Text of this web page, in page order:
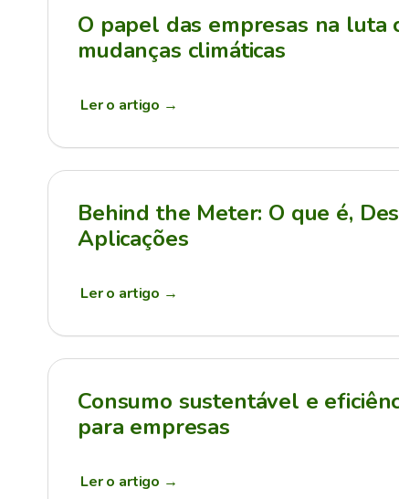
O papel das empresas na luta
mudanças climáticas
Ler o artigo →
Behind the Meter: O que é,
Aplicações
Ler o artigo →
Consumo sustentável e
para empresas
Ler o artigo →